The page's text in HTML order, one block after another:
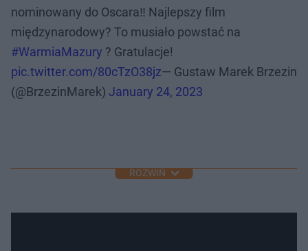
nominowany do Oscara‼️ Najlepszy film
międzynarodowy? To musiało powstać na
#WarmiaMazury ? Gratulacje!
pic.twitter.com/80cTzO38jz— Gustaw Marek Brzezin
(@BrzezinMarek) January 24, 2023
ROZWIŃ